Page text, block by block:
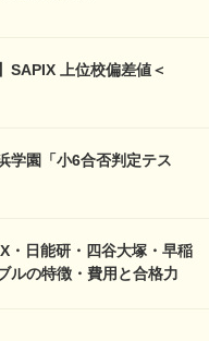
SAPIX 上位校偏差値＜
学園「小6合否判定テス
・日能研・四谷大塚・早稲
ルの特徴・費用と合格力